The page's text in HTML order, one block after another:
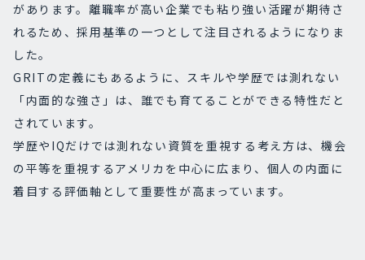
があります。離職率が高い企業でも粘り強い活躍が期待さ
れるため、採用基準の一つとして注目されるようになりま
した。
GRITの定義にもあるように、スキルや学歴では測れない
「内面的な強さ」は、誰でも育てることができる特性だと
されています。
学歴やIQだけでは測れない資質を重視する考え方は、機会
の平等を重視するアメリカを中心に広まり、個人の内面に
着目する評価軸として重要性が高まっています。